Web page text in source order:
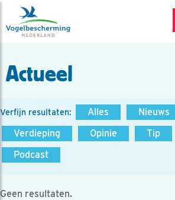
Actueel
Verfijn resultaten: Alles Nieuws
Verdieping
Opinie Tip
Podcast
Geen resultaten.